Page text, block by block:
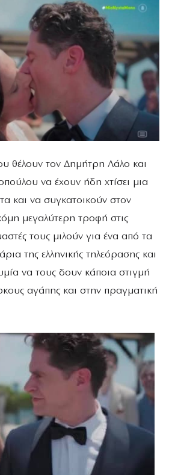
θέλουν τον Δημήτρη Λάλο και
να έχουν ήδη χτίσει μια
και να συγκατοικούν στον
μεγαλύτερη τροφή στις
τους μιλούν για ένα από τα
της ελληνικής τηλεόρασης και
να τους δουν κάποια στιγμή
αγάπης και στην πραγματική